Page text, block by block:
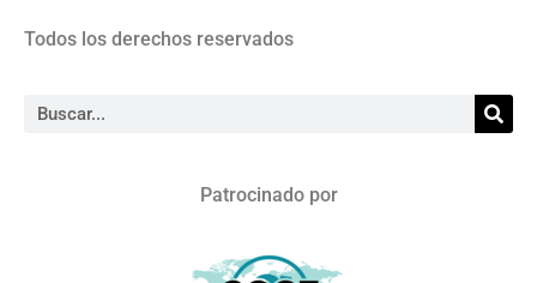
Todos los derechos reservados
Patrocinado por